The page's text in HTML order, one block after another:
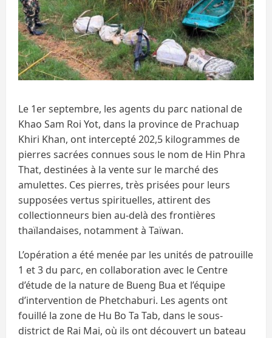
Le 1er septembre, les agents du parc national de
Khao Sam Roi Yot, dans la province de Prachuap
Khiri Khan, ont intercepté 202,5 kilogrammes de
pierres sacrées connues sous le nom de Hin Phra
That, destinées à la vente sur le marché des
amulettes. Ces pierres, très prisées pour leurs
supposées vertus spirituelles, attirent des
collectionneurs bien au-delà des frontières
thaïlandaises, notamment à Taïwan.
L’opération a été menée par les unités de patrouille
1 et 3 du parc, en collaboration avec le Centre
d’étude de la nature de Bueng Bua et l’équipe
d’intervention de Phetchaburi. Les agents ont
fouillé la zone de Hu Bo Ta Tab, dans le sous-
district de Rai Mai, où ils ont découvert un bateau